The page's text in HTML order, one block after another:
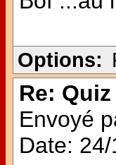
Options:
Re:
Envoyé
Date: